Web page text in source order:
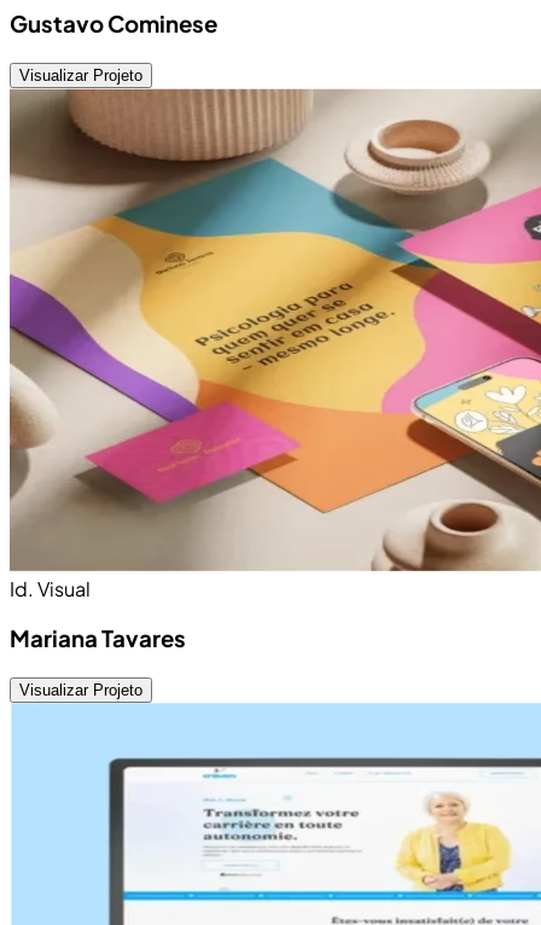
Gustavo Cominese
Visualizar Projeto
Id. Visual
Mariana Tavares
Visualizar Projeto